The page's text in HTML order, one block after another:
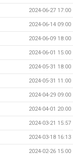
2024-06-27 17:00
2024-06-14 09:00
2024-06-09 18:00
2024-06-01 15:00
2024-05-31 18:00
2024-05-31 11:00
2024-04-29 09:00
2024-04-01 20:00
2024-03-21 15:57
2024-03-18 16:13
2024-02-26 15:00